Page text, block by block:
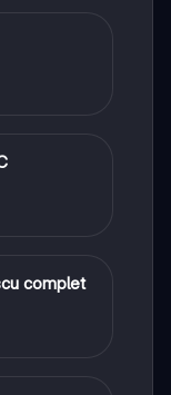
complet